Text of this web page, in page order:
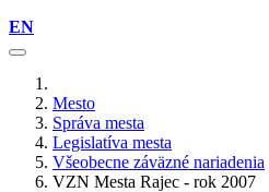
EN
Mesto
Správa mesta
Legislatíva mesta
Všeobecne záväzné nariadenia
VZN Mesta Rajec - rok 2007